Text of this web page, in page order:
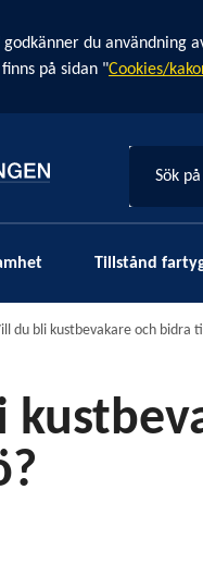
du användning
på sidan "Cookies/
Sök
Tillstånd
du bli kustbevakare och bidra